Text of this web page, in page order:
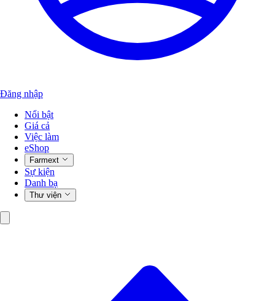
Đăng nhập
Nổi bật
Giá cả
Việc làm
eShop
Farmext
Sự kiện
Danh bạ
Thư viện